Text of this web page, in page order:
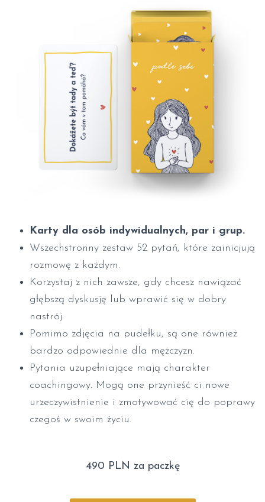
Karty dla osób indywidualnych, par i grup.
Wszechstronny zestaw 52 pytań, które zainicjują
rozmowę z każdym.
Korzystaj z nich zawsze, gdy chcesz nawiązać
głębszą dyskusję lub wprawić się w dobry
nastrój.
Pomimo zdjęcia na pudełku, są one również
bardzo odpowiednie dla mężczyzn.
Pytania uzupełniające mają charakter
coachingowy. Mogą one przynieść ci nowe
urzeczywistnienie i zmotywować cię do poprawy
czegoś w swoim życiu.
490 PLN za paczkę